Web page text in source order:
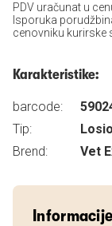
PDV uračunat u
Isporuka
cenovniku kurirske
Karakteristike:
barcode:
Tip:
Brend:
Vet